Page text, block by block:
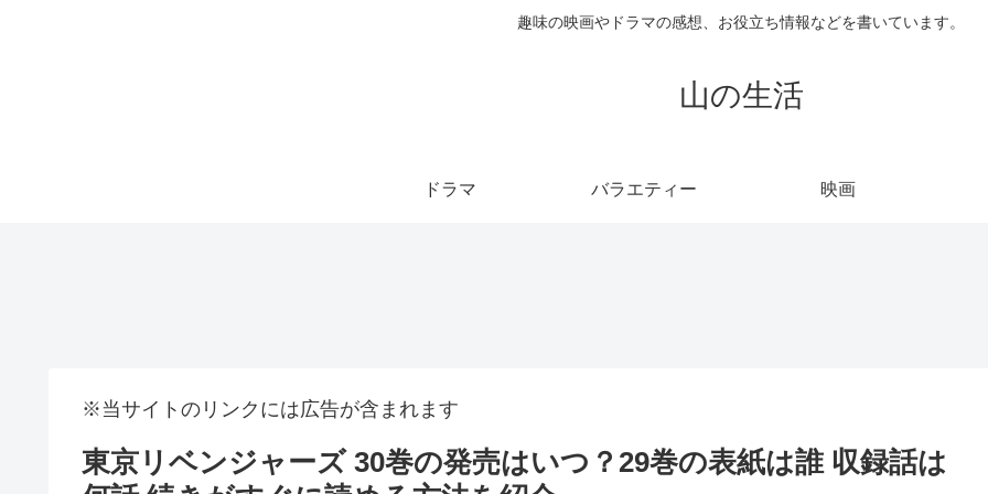
趣味の映画やドラマの感想、お役立ち情報などを書いています。
山の生活
ドラマ バラエティー 映画
※当サイトのリンクには広告が含まれます
東京リベンジャーズ 30巻の発売はいつ？29巻の表紙は誰 収録話は